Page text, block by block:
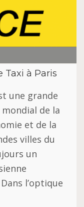
Taxi à Paris
une grande
de la
et de la
villes du
un
l’optique